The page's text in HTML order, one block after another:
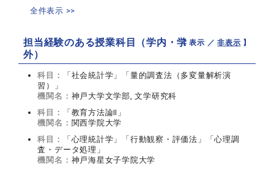
全件表示 >>
担当経験のある授業科目（学内・学
外）
【 表示 ／非表示 】
科目：
「社会統計学」「量的調査法（多変量解析演
習）」
機関名： 神戸大学文学部, 文学研究科
科目：
「教育方法論Ⅱ」
機関名： 関西学院大学
科目：
「心理統計学」「行動観察・評価法」「心理調
査・データ処理」
機関名： 神戸海星女子学院大学